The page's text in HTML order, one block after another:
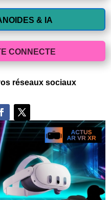
& IA
CONNECTE
réseaux sociaux